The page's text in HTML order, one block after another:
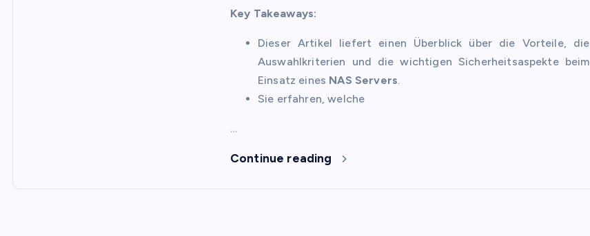
Key Takeaways:
Dieser Artikel liefert einen Überblick über die Vorteile, die
Auswahlkriterien und die wichtigen Sicherheitsaspekte beim
Einsatz eines NAS Servers.
Sie erfahren, welche
…
Continue reading